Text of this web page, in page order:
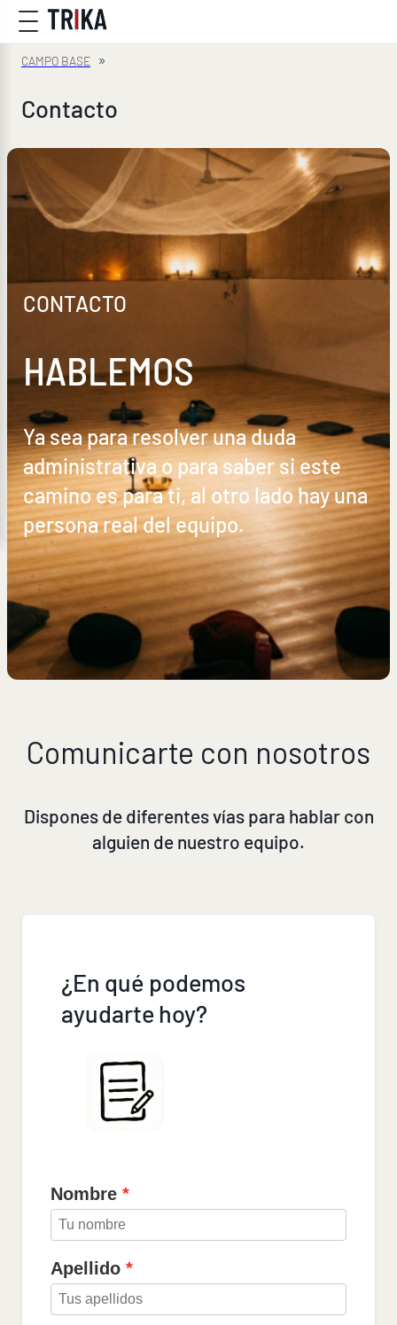
»
Contacto
CONTACTO
HABLEMOS
Ya sea para resolver una duda
administrativa o para saber si este
camino es para ti, al otro lado hay una
persona real del equipo.
Comunicarte con nosotros
Dispones de diferentes vías para hablar con
alguien de nuestro equipo.
¿En qué podemos
ayudarte hoy?
Nombre
Apellido